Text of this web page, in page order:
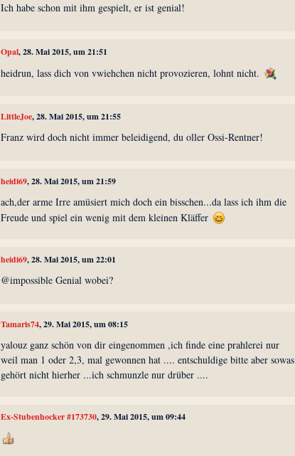
Ich habe schon mit ihm gespielt, er ist genial!
Opal, 28. Mai 2015, um 21:51
heidrun, lass dich von vwiehchen nicht provozieren, lohnt nicht.
LittleJoe, 28. Mai 2015, um 21:55
Franz wird doch nicht immer beleidigend, du oller Ossi-Rentner!
heidi69, 28. Mai 2015, um 21:59
ach,der arme Irre amüsiert mich doch ein bisschen...da lass ich ihm die
Freude und spiel ein wenig mit dem kleinen Kläffer
heidi69, 28. Mai 2015, um 22:01
@impossible Genial wobei?
Tamaris74, 29. Mai 2015, um 08:15
yalouz ganz schön von dir eingenommen ,ich finde eine prahlerei nur
weil man 1 oder 2,3, mal gewonnen hat .... entschuldige bitte aber sowas
gehört nicht hierher ...ich schmunzle nur drüber ....
Ex-Stubenhocker #173730, 29. Mai 2015, um 09:44